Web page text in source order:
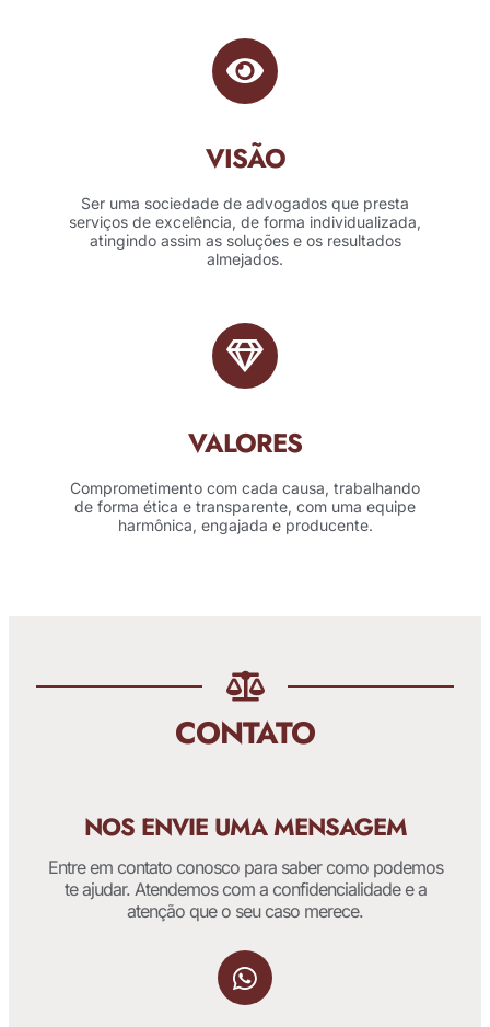
VISÃO
Ser uma sociedade de advogados que presta
serviços de excelência, de forma individualizada,
atingindo assim as soluções e os resultados
almejados.
VALORES
Comprometimento com cada causa, trabalhando
de forma ética e transparente, com uma equipe
harmônica, engajada e producente.
CONTATO
NOS ENVIE UMA MENSAGEM
Entre em contato conosco para saber como podemos
te ajudar. Atendemos com a confidencialidade e a
atenção que o seu caso merece.